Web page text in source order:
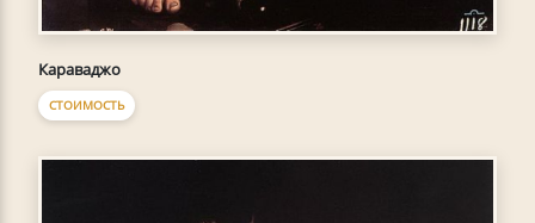
Караваджо
СТОИМОСТЬ